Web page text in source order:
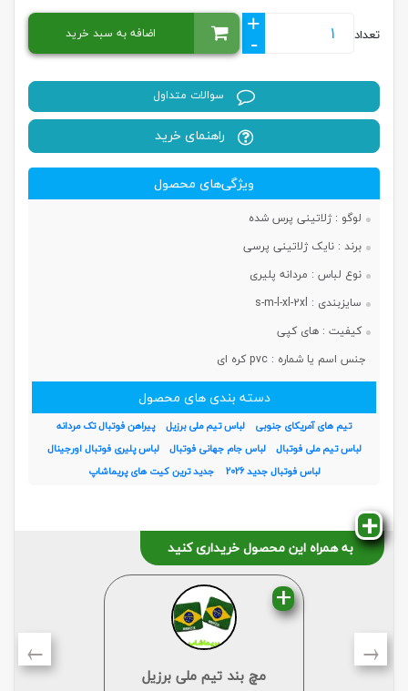
تعداد
+
-
اضافه به سبد خرید
سوالات متداول
راهنمای خرید
ویژگی‌های محصول
لوگو : ژلاتینی پرس شده
برند : نایک ژلاتینی پرسی
نوع لباس : مردانه پلیری
سایزبندی : s-m-l-xl-2xl
کیفیت : های کپی
جنس اسم یا شماره : pvc کره ای
دسته بندی های محصول
تیم های آمریکای جنوبی لباس تیم ملی برزیل
پیراهن فوتبال تک مردانه
لباس تیم ملی فوتبال
لباس جام جهانی فوتبال
لباس پلیری فوتبال اورجینال
لباس فوتبال جدید 2026
جدید ترین کیت های پریماشاپ
به همراه این محصول خریداری کنید
مچ بند تیم ملی برزیل ← →